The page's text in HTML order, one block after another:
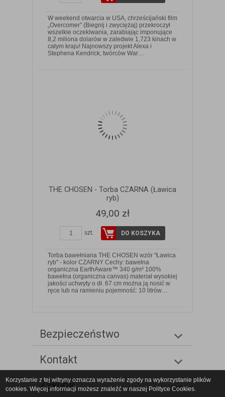
W weekend otwarcia w USA, chrześcijański film
„Overcomer” (Biegnij i zwyciężaj) przekroczył
wszelkie oczekiwania, zarabiając imponujące
8,2 miliona dolarów w zaledwie 1,723 kinach w
całym kraju! Najnowszy projekt Alexa i
Stephena Kendrick, twórców War…
ZOBACZ SZCZEGÓŁY
THE CHOSEN - Torba CZARNA (Ławica
ryb)
49,00 zł
szt. DO KOSZYKA
Torba bawełniana THE CHOSEN wzór "Ławica
ryb" - kolor CZARNY Cechy: bawełna
organiczna EarthAware™ 340 g/m² 100%
bawełna (organiczna canvas) materiał wysokiej
jakości uchwyty o dł. 67 cm można ją nosić w
ręce lub na ramieniu pojemność: 10 litrów…
Bezpieczeństwo
Kontakt
Zakupy
Korzystanie z tej witryny oznacza wyrażenie zgody na wykorzystanie plików
cookies. Więcej informacji możesz znaleźć w naszej Polityce Cookies.